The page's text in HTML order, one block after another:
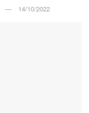
14/10/2022